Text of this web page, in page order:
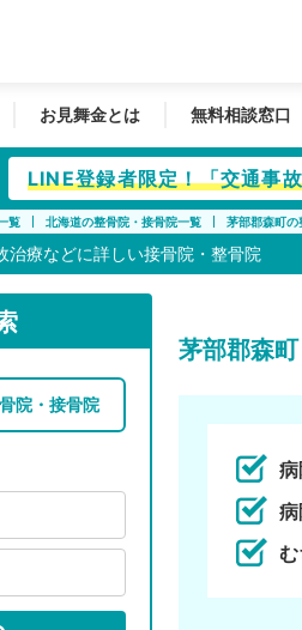
お見舞金とは 無料相談窓口
LINE登録者限定！「交通事
覧 北海道の整骨院・接骨院一覧 茅部郡森町の
治療などに詳しい接骨院・整骨院
院・接骨院
茅部郡森町